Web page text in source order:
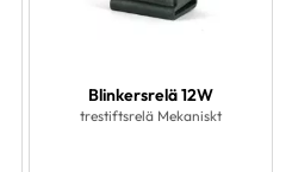
Blinkersrelä 12W
trestiftsrelä Mekaniskt